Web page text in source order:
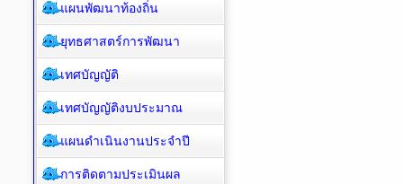
แผนพัฒนาท้องถิ่น
ยุทธศาสตร์การพัฒนา
เทศบัญญัติ
เทศบัญญัติงบประมาณ
แผนดำเนินงานประจำปี
การติดตามประเมินผล